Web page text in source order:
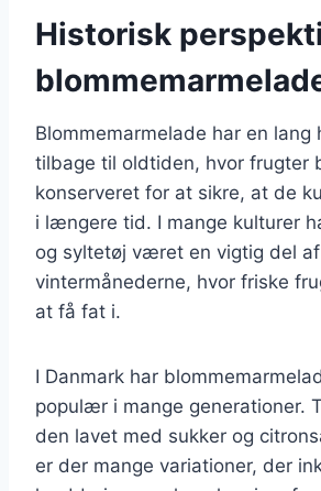
Historisk
Blommemarmelade har en lang
tilbage til oldtiden, hvor frugter
konserveret for at sikre, at de
i længere tid. I mange kulturer
og syltetøj været en vigtig del
vintermånederne, hvor friske
at få fat i.
I Danmark har
populær i mange generationer.
den lavet med sukker og
er der mange variationer, der